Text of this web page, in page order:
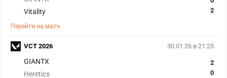
Vitality
2
Перейти на матч
30.01.26 в 21:25
GIANTX
Heretics
2
0
VCT 2026